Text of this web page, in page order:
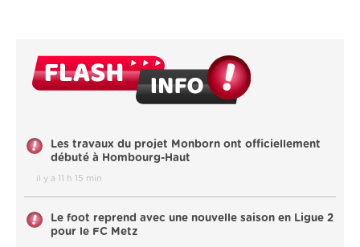
Les travaux du projet Monborn ont officiellement
débuté à Hombourg-Haut
il y a 11 h 15 min
Le foot reprend avec une nouvelle saison en Ligue 2
pour le FC Metz